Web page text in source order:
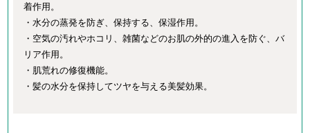
着作用。
・水分の蒸発を防ぎ、保持する、保湿作用。
・空気の汚れやホコリ、雑菌などのお肌の外的の進入を防ぐ、バ
リア作用。
・肌荒れの修復機能。
・髪の水分を保持してツヤを与える美髪効果。